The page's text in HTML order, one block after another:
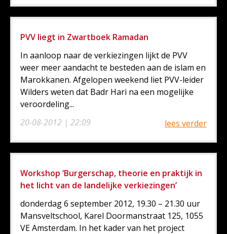
PVV liegt in Zwartboek Ramadan
20-08-2012 | 22:09
In aanloop naar de verkiezingen lijkt de PVV
weer meer aandacht te besteden aan de islam en
Marokkanen. Afgelopen weekend liet PVV-leider
Wilders weten dat Badr Hari na een mogelijke
veroordeling...
lees verder
Workshop ‘Burgerschap, theorie en praktijk in
het licht van de landelijke verkiezingen’
donderdag 6 september 2012, 19.30 – 21.30 uur
Mansveltschool, Karel Doormanstraat 125, 1055
VE Amsterdam. In het kader van het project